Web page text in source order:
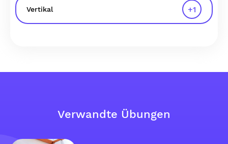
Vertikal +1
Verwandte Übungen